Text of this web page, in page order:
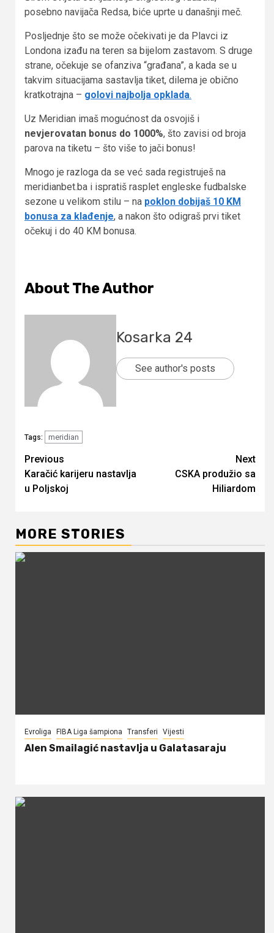
posebno navijača Redsa, biće uprte u današnji meč.
Posljednje što se može očekivati je da Plavci iz
Londona izađu na teren sa bijelom zastavom. S druge
strane, očekuje se ofanziva “građana”, a kada se u
takvim situacijama sastavlja tiket, dilema je obično
kratkotrajna – golovi najbolja opklada.
Uz Meridian imaš mogućnost da osvojiš i
nevjerovatan bonus do 1000%, što zavisi od broja
parova na tiketu – što više to jači bonus!
Mnogo je razloga da se već sada registruješ na
meridianbet.ba i ispratiš rasplet engleske fudbalske
sezone u velikom stilu – na poklon dobijaš 10 KM
bonusa za klađenje, a nakon što odigraš prvi tiket
očekuj i do 40 KM bonusa.
About The Author
Kosarka 24
See author's posts
Tags: meridian
Continue
Reading
Previous
Karačić karijeru nastavlja
u Poljskoj
Next
CSKA produžio sa
Hiliardom
MORE STORIES
Evroliga FIBA Liga šampiona Transferi Vijesti
Alen Smailagić nastavlja u Galatasaraju